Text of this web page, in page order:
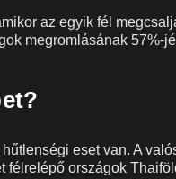
az egyik fél
megromlásának 57%-
eset van. A
félrelépő országok